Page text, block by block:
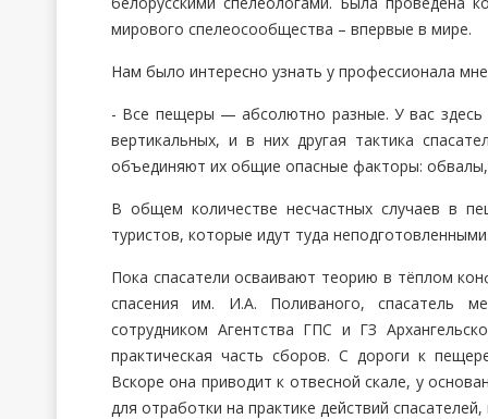
мирового спелеосообщества – впервые в мире.
Нам было интересно узнать у профессионала
- Все пещеры — абсолютно разные. У вас
вертикальных, и в них другая тактика
объединяют их общие опасные факторы:
В общем количестве несчастных случаев в
туристов, которые идут туда
Пока спасатели осваивают теорию в тёплом
спасения им. И.А. Поливаного, спасатель
сотрудником Агентства ГПС и ГЗ
практическая часть сборов. С дороги к
Вскоре она приводит к отвесной скале, у
для отработки на практике действий